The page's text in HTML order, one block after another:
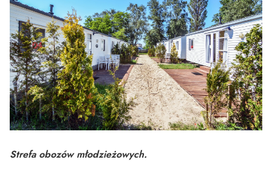
Strefa obozów młodzieżowych.